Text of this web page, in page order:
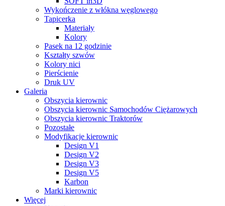
Wykończenie z włókna węglowego
Tapicerka
Materiały
Kolory
Pasek na 12 godzinie
Kształty szwów
Kolory nici
Pierścienie
Druk UV
Galeria
Obszycia kierownic
Obszycia kierownic Samochodów Ciężarowych
Obszycia kierownic Traktorów
Pozostałe
Modyfikacje kierownic
Design V1
Design V2
Design V3
Design V5
Karbon
Marki kierownic
Więcej